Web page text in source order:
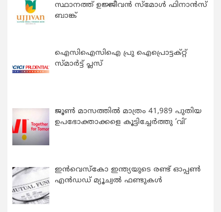
സ്ഥാനത്ത് ഉജ്ജീവൻ സ്മോൾ ഫിനാൻസ്
ബാങ്ക്
ഐസിഐസിഐ പ്രു ഐപ്രൊട്ടക്റ്റ്
സ്മാർട്ട് പ്ലസ്
ജൂൺ മാസത്തിൽ മാത്രം 41,989 പുതിയ
ഉപഭോക്താക്കളെ കൂട്ടിച്ചേർത്തു ‘വി’
ഇന്‍വെസ്കോ ഇന്ത്യയുടെ രണ്ട് ഓപ്പണ്‍
എന്‍ഡഡ് മ്യൂച്വല്‍ ഫണ്ടുകള്‍